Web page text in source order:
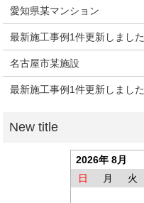
愛知県某マンション
最新施工事例1件更新しました
名古屋市某施設
最新施工事例1件更新しました
2026年 8月
日
月 火